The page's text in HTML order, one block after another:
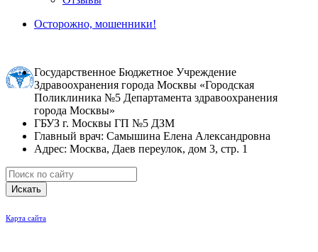
Осторожно, мошенники!
Государственное Бюджетное Учреждение
Здравоохранения города Москвы «Городская
Поликлиника №5 Департамента здравоохранения
города Москвы»
ГБУЗ г. Москвы ГП №5 ДЗМ
Главный врач: Самышина Елена Александровна
Адрес: Москва, Даев переулок, дом 3, стр. 1
Искать
Карта сайта